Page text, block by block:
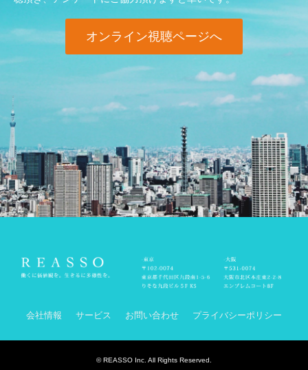
オンライン視聴ページへ
会社情報 サービス お問い合わせ プライバシーポリシー
© REASSO Inc. All Rights Reserved.